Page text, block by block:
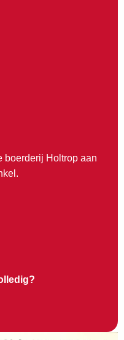
boerderij Holtrop aan